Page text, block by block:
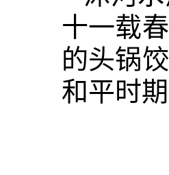
十一载
的头锅
和平时期